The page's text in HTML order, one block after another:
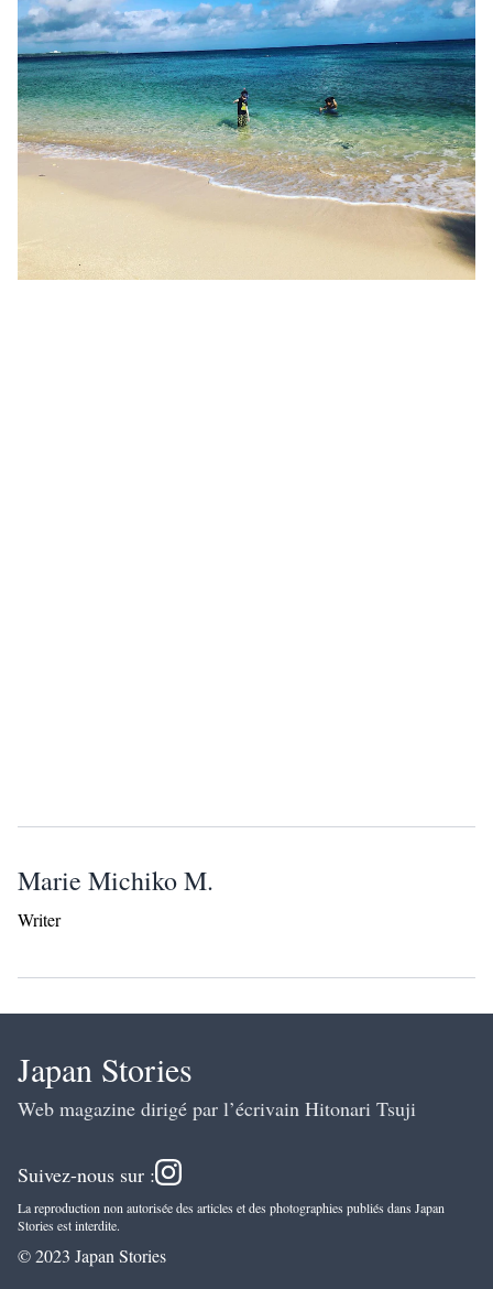
Marie Michiko M.
Writer
Japan Stories
Web magazine dirigé par l’écrivain Hitonari Tsuji
Suivez-nous sur :
La reproduction non autorisée des articles et des photographies publiés dans Japan
Stories est interdite.
© 2023 Japan Stories